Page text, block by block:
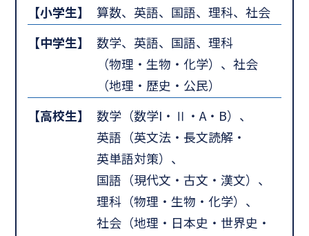
【小学生】
算数、英語、国語、理科、社会
【中学生】
数学、英語、国語、理科
（物理・生物・化学）、社会
（地理・歴史・公民）
【高校生】
数学（数学I・Ⅱ・A・B）、
英語（英文法・長文読解・
英単語対策）、
国語（現代文・古文・漢文）、
理科（物理・生物・化学）、
社会（地理・日本史・世界史・